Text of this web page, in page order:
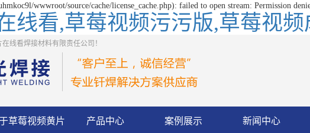
wwwroot/source/cache/license_cache.php): failed to open stream: Permission
线看,草莓视频污污版,草莓视
线看焊接材料有限责任公司！
草莓视频黄片 产品中心 案例展示 新闻中心